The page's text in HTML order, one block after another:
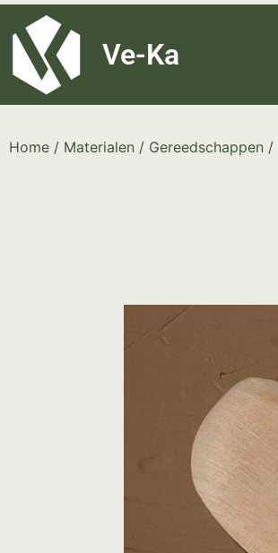
G-8P7N3X5BJ9
Ve-Ka
Home / Materialen / Gereedschappen /